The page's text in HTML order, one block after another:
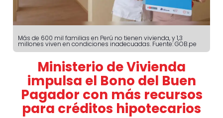
Más de 600 mil familias en Perú no tienen vivienda, y 1,3
millones viven en condiciones inadecuadas. Fuente: GOB.pe
Ministerio de Vivienda
impulsa el Bono del Buen
Pagador con más recursos
para créditos hipotecarios